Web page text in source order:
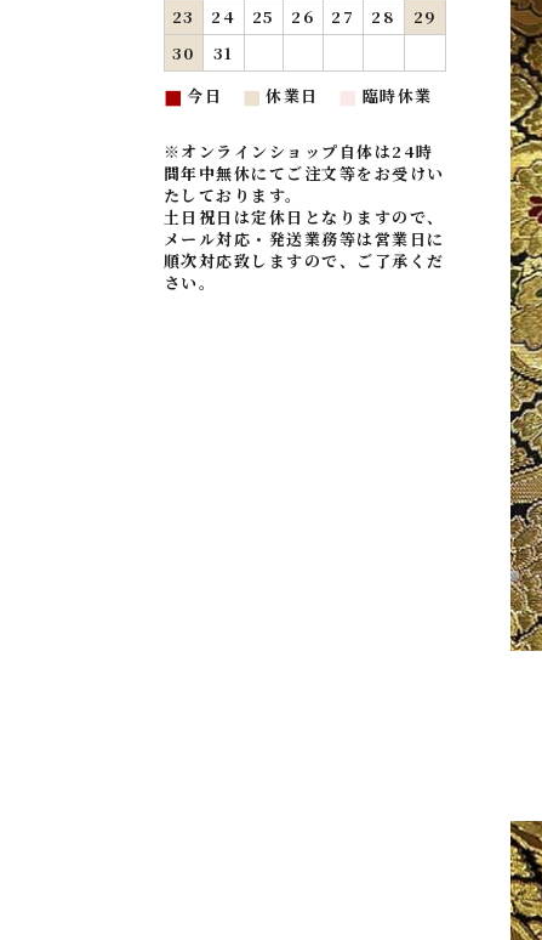
23
24 25 26 27 28
29
30
31
■ 今日 ■ 休業日 ■ 臨時休業
※オンラインショップ自体は24時
間年中無休にてご注文等をお受けい
たしております。
土日祝日は定休日となりますので、
メール対応・発送業務等は営業日に
順次対応致しますので、ご了承くだ
さい。